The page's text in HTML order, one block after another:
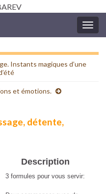
Instants magiques d’une
et émotions.
détente,
3 formules pour vous servir: